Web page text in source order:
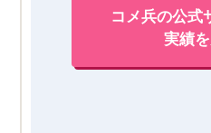
コメ兵の公式
実績